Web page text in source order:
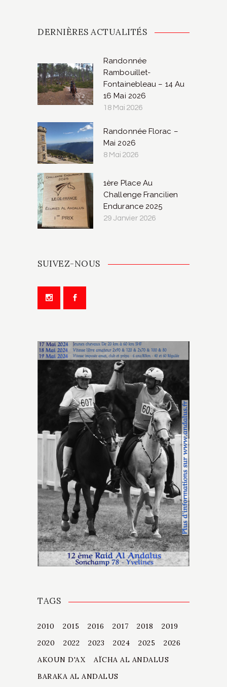
DERNIÈRES ACTUALITÉS
Randonnée
Rambouillet-
Fontainebleau – 14 Au
16 Mai 2026
18 Mai 2026
Randonnée Florac –
Mai 2026
8 Mai 2026
1ère Place Au
Challenge Francilien
Endurance 2025
29 Janvier 2026
SUIVEZ-NOUS
TAGS
2010 2015 2016 2017 2018
2019
2020
2022 2023 2024 2025
2026
AKOUN D'AX
AÏCHA AL ANDALUS
BARAKA AL ANDALUS